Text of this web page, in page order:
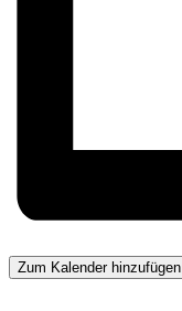
Zum Kalender hinzufügen